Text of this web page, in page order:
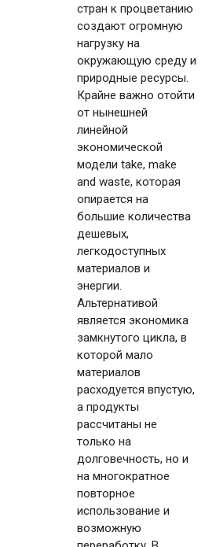
стран к процветанию
создают огромную
нагрузку на
окружающую среду и
природные ресурсы.
Крайне важно отойти
от нынешней
линейной
экономической
модели take, make
and waste, которая
опирается на
большие количества
дешевых,
легкодоступных
материалов и
энергии.
Альтернативой
является экономика
замкнутого цикла, в
которой мало
материалов
расходуется впустую,
а продукты
рассчитаны не
только на
долговечность, но и
на многократное
повторное
использование и
возможную